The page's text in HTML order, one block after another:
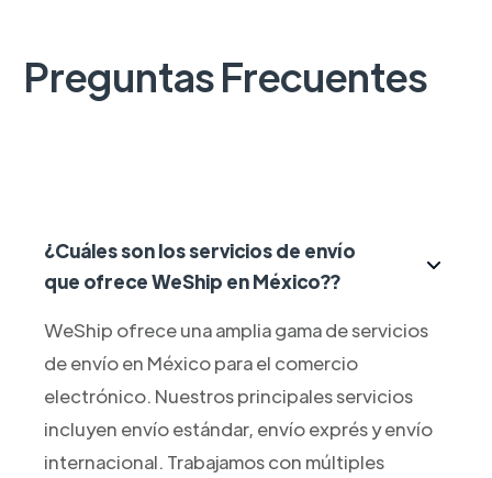
Preguntas Frecuentes
¿Cuáles son los servicios de envío
que ofrece WeShip en México??
WeShip ofrece una amplia gama de servicios
de envío en México para el comercio
electrónico. Nuestros principales servicios
incluyen envío estándar, envío exprés y envío
internacional. Trabajamos con múltiples